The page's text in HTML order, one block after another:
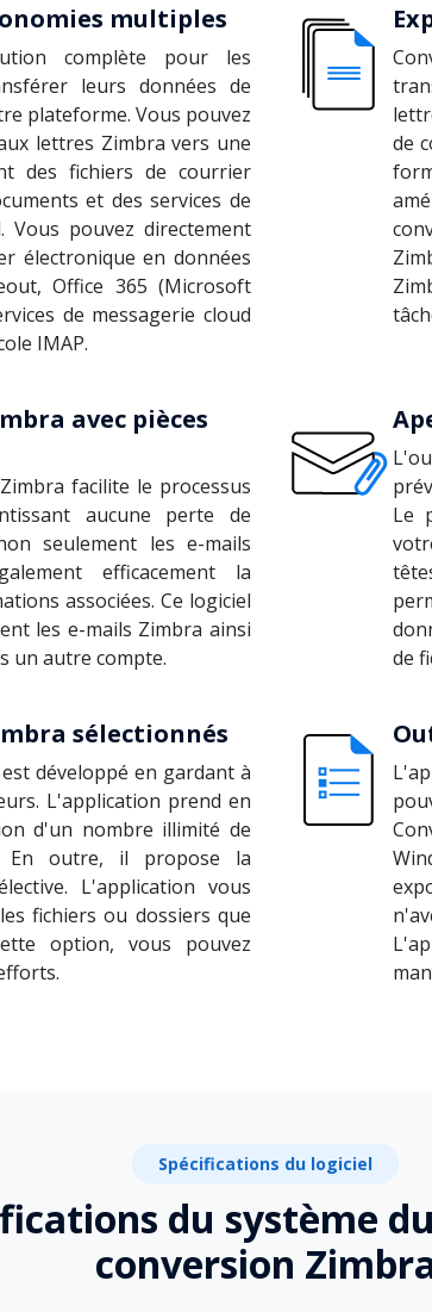
multiples
complète pour les
leurs données de
plateforme. Vous pouvez
lettres Zimbra vers une
des fichiers de courrier
et des services de
Vous pouvez directement
électronique en données
Office 365 (Microsoft
de messagerie cloud
IMAP.
de
avec pièces
facilite le processus
aucune perte de
seulement les e-mails
efficacement la
associées. Ce logiciel
les e-mails Zimbra ainsi
un autre compte.
Le
de
sélectionnés
développé en gardant à
L'application prend en
d'un nombre illimité de
En outre, il propose la
L'application vous
fichiers ou dossiers que
option, vous pouvez
Spécifications du logiciel
du système
conversion